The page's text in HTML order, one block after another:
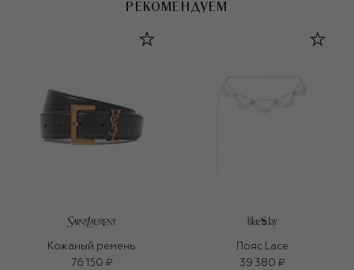
РЕКОМЕНДУЕМ
Кожаный ремень
76 150 ₽
Пояс Lace
39 380 ₽